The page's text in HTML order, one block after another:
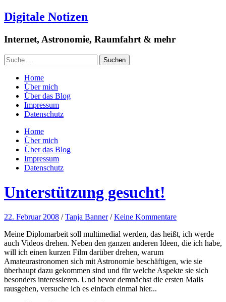
Digitale Notizen
Internet, Astronomie, Raumfahrt & mehr
Home
Über mich
Über das Blog
Impressum
Datenschutz
Home
Über mich
Über das Blog
Impressum
Datenschutz
Unterstützung gesucht!
22. Februar 2008 /Tanja Banner /Keine Kommentare
Meine Diplomarbeit soll multimedial werden, das heißt, ich werde
auch Videos drehen. Neben den ganzen anderen Ideen, die ich habe,
will ich einen kurzen Film darüber drehen, warum
Amateurastronomen sich mit Astronomie beschäftigen, wie sie
überhaupt dazu gekommen sind und für welche Aspekte sie sich
besonders interessieren. Und bevor demnächst die ersten Mails
rausgehen, versuche ich es einfach einmal hier...